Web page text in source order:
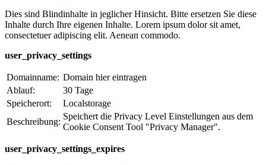
Dies sind Blindinhalte in jeglicher Hinsicht. Bitte ersetzen Sie diese
Inhalte durch Ihre eigenen Inhalte. Lorem ipsum dolor sit amet,
consectetuer adipiscing elit. Aenean commodo.
user_privacy_settings
Domainname: Domain hier eintragen
Ablauf:
30 Tage
Speicherort:
Localstorage
Beschreibung:
Speichert die Privacy Level Einstellungen aus dem
Cookie Consent Tool "Privacy Manager".
user_privacy_settings_expires